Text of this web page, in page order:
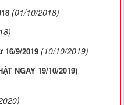
(01/10/2018)
9/2019 (10/10/2019)
NGÀY 19/10/2019)